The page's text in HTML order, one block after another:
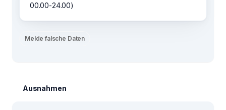
00.00-24.00)
Melde falsche Daten
Ausnahmen